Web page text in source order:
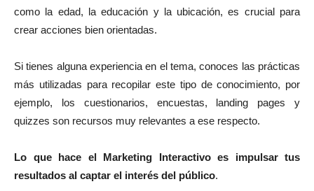
como la edad, la educación y la ubicación, es crucial para
crear acciones bien orientadas.
Si tienes alguna experiencia en el tema, conoces las prácticas
más utilizadas para recopilar este tipo de conocimiento, por
ejemplo, los cuestionarios, encuestas, landing pages y
quizzes son recursos muy relevantes a ese respecto.
Lo que hace el Marketing Interactivo es impulsar tus
resultados al captar el interés del público.